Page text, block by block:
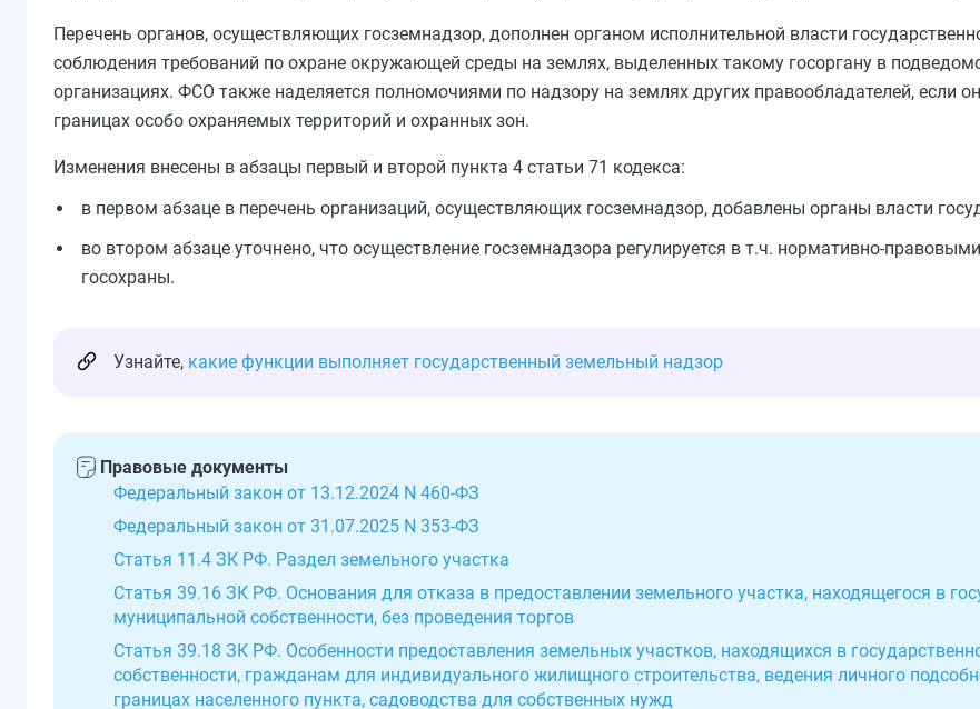
Перечень органов, осуществляющих госземнадзор, дополнен органом исполнительной власти
соблюдения требований по охране окружающей среды на землях, выделенных такому госоргану в
организациях. ФСО также наделяется полномочиями по надзору на землях других правообладателей, если
границах особо охраняемых территорий и охранных зон.
Изменения внесены в абзацы первый и второй пункта 4 статьи 71 кодекса:
в первом абзаце в перечень организаций, осуществляющих госземнадзор, добавлены органы власти
во втором абзаце уточнено, что осуществление госземнадзора регулируется в т.ч. нормативно-
госохраны.
Узнайте, какие функции выполняет государственный земельный надзор
Правовые документы
Федеральный закон от 13.12.2024 N 460-ФЗ
Федеральный закон от 31.07.2025 N 353-ФЗ
Статья 11.4 ЗК РФ. Раздел земельного участка
Статья 39.16 ЗК РФ. Основания для отказа в предоставлении земельного участка, находящегося в
муниципальной собственности, без проведения торгов
Статья 39.18 ЗК РФ. Особенности предоставления земельных участков, находящихся в
собственности, гражданам для индивидуального жилищного строительства, ведения личного
границах населенного пункта, садоводства для собственных нужд